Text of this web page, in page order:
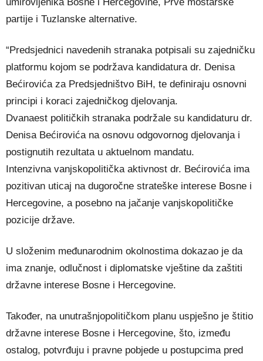
partije i Tuzlanske alternative.
“Predsjednici navedenih stranaka potpisali su zajedničku
platformu kojom se podržava kandidatura dr. Denisa
Bećirovića za Predsjedništvo BiH, te definiraju osnovni
principi i koraci zajedničkog djelovanja.
Dvanaest političkih stranaka podržale su kandidaturu dr.
Denisa Bećirovića na osnovu odgovornog djelovanja i
postignutih rezultata u aktuelnom mandatu.
Intenzivna vanjskopolitička aktivnost dr. Bećirovića ima
pozitivan uticaj na dugoročne strateške interese Bosne i
Hercegovine, a posebno na jačanje vanjskopolitičke
pozicije države.
U složenim međunarodnim okolnostima dokazao je da
ima znanje, odlučnost i diplomatske vještine da zaštiti
državne interese Bosne i Hercegovine.
Također, na unutrašnjopolitičkom planu uspješno je štitio
državne interese Bosne i Hercegovine, što, između
ostalog, potvrđuju i pravne pobjede u postupcima pred